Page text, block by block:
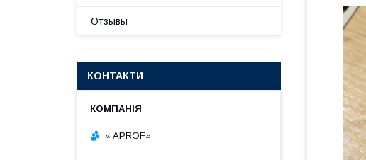
Отзывы
КОНТАКТИ
« APROF»